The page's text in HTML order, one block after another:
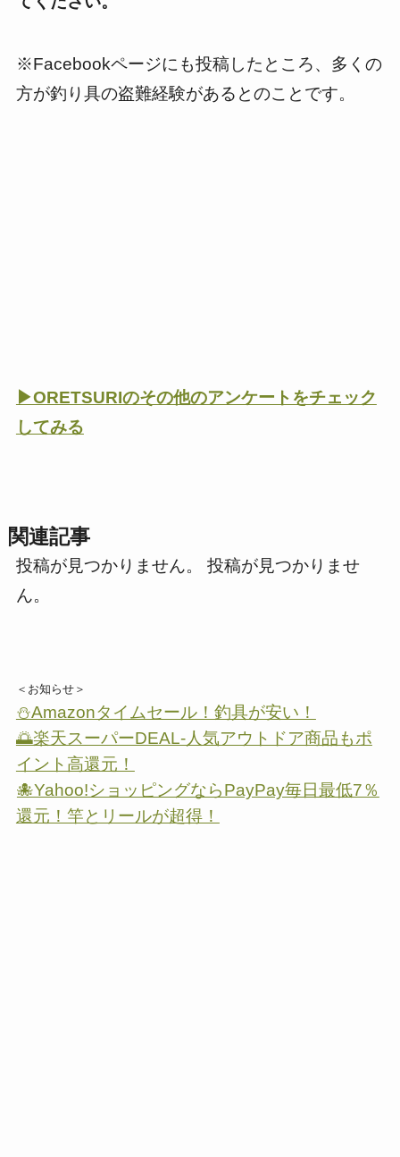
※Facebookページにも投稿したところ、多くの
方が釣り具の盗難経験があるとのことです。
▶ORETSURIのその他のアンケートをチェック
してみる
関連記事
投稿が見つかりません。 投稿が見つかりませ
ん。
＜お知らせ＞
⛄Amazonタイムセール！釣具が安い！
🌅楽天スーパーDEAL-人気アウトドア商品もポ
イント高還元！
🐙Yahoo!ショッピングならPayPay毎日最低7％
還元！竿とリールが超得！